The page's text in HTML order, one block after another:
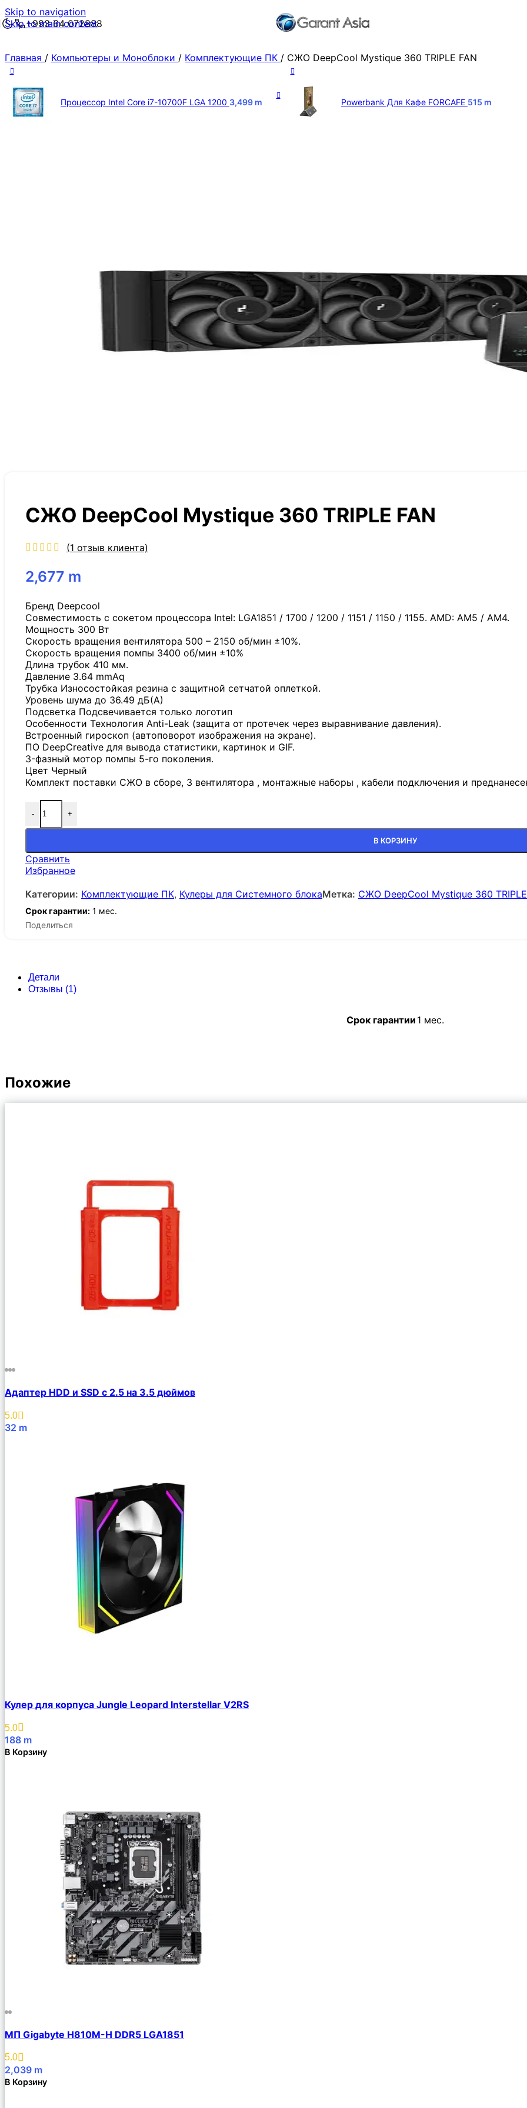
Skip to navigation
Skip to main content
+993 64 072888
Главная / Компьютеры и Моноблоки / Комплектующие ПК / СЖО DeepCool Mystique 360 TRIPLE FAN
Процессор Intel Core i7-10700F LGA 1200 3,499 m Powerbank Для Кафе FORCAFE 515 m
СЖО DeepCool Mystique 360 TRIPLE FAN
(1 отзыв клиента)
2,677 m
Бренд Deepcool
Совместимость с сокетом процессора Intel: LGA1851 / 1700 / 1200 / 1151 / 1150 / 1155. AMD: AM5 / AM4.
Мощность 300 Вт
Скорость вращения вентилятора 500 – 2150 об/мин ±10%.
Скорость вращения помпы 3400 об/мин ±10%
Длина трубок 410 мм.
Давление 3.64 mmAq
Трубка Износостойкая резина с защитной сетчатой оплеткой.
Уровень шума до 36.49 дБ(А)
Подсветка Подсвечивается только логотип
Особенности Технология Anti-Leak (защита от протечек через выравнивание давления).
Встроенный гироскоп (автоповорот изображения на экране).
ПО DeepCreative для вывода статистики, картинок и GIF.
3-фазный мотор помпы 5-го поколения.
Цвет Черный
Комплект поставки СЖО в сборе, 3 вентилятора , монтажные наборы , кабели подключения и
- +
В КОРЗИНУ
Сравнить
Избранное
Категории: Комплектующие ПК, Кулеры для Системного блокаМетка: СЖО DeepCool Mystique 360 TRIPLE
Срок гарантии: 1 мес.
Поделиться
Детали
Отзывы (1)
Срок гарантии 1 мес.
Похожие
Адаптер HDD и SSD с 2.5 на 3.5 дюймов
5.0
32 m
Кулер для корпуса Jungle Leopard Interstellar V2RS
5.0
188 m
В Корзину
МП Gigabyte H810M-H DDR5 LGA1851
5.0
2,039 m
В Корзину